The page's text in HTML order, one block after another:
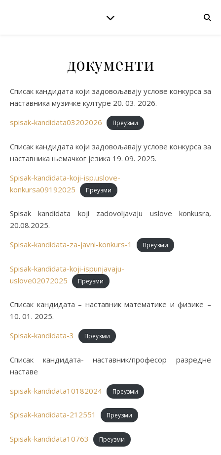
документи
Списак кандидата који задовољавају услове конкурса за
наставника музичке културе 20. 03. 2026.
spisak-kandidata03202026
Преузми
Списак кандидата који задовољавају услове конкурса за
наставника њемачког језика 19. 09. 2025.
Spisak-kandidata-koji-isp.uslove-
konkursa09192025
Преузми
Spisak kandidata koji zadovoljavaju uslove konkusra,
20.08.2025.
Spisak-kandidata-za-javni-konkurs-1
Преузми
Spisak-kandidata-koji-ispunjavaju-
uslove02072025
Преузми
Списак кандидата – наставник математике и физике –
10. 01. 2025.
Spisak-kandidata-3
Преузми
Списак кандидата- наставник/професор разредне
наставе
spisak-kandidata10182024
Преузми
Spisak-kandidata-212551 Преузми
Spisak-kandidata10763 Преузми